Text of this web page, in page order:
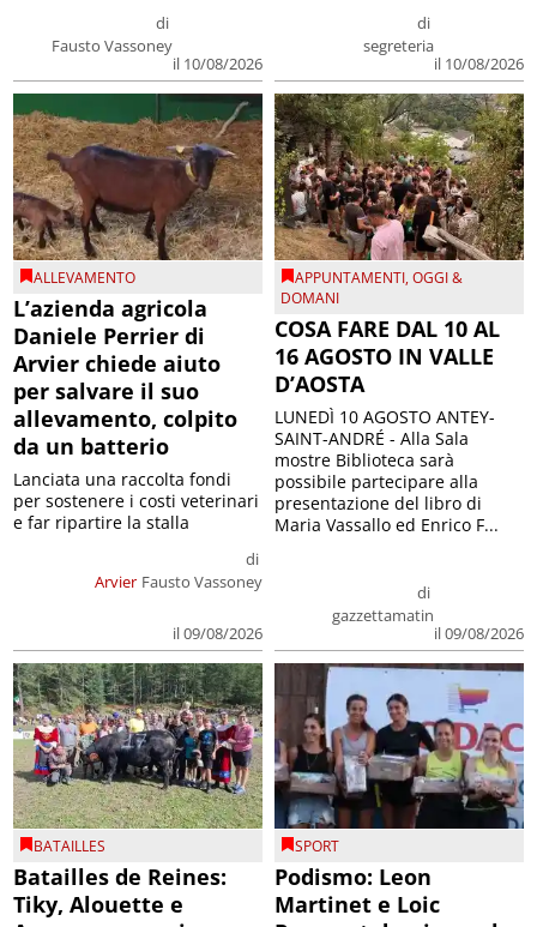
di
Fausto Vassoney
il 10/08/2026
di
segreteria
il 10/08/2026
ALLEVAMENTO
L’azienda agricola
Daniele Perrier di
Arvier chiede aiuto
per salvare il suo
allevamento, colpito
da un batterio
Arvier
di
Fausto Vassoney
il 09/08/2026
Lanciata una raccolta fondi
per sostenere i costi veterinari
e far ripartire la stalla
APPUNTAMENTI,OGGI &
DOMANI
COSA FARE DAL 10 AL
16 AGOSTO IN VALLE
D’AOSTA
di
gazzettamatin
il 09/08/2026
LUNEDÌ 10 AGOSTO ANTEY-
SAINT-ANDRÉ - Alla Sala
mostre Biblioteca sarà
possibile partecipare alla
presentazione del libro di
Maria Vassallo ed Enrico F...
BATAILLES
Batailles de Reines:
Tiky, Alouette e
SPORT
Podismo: Leon
Martinet e Loic